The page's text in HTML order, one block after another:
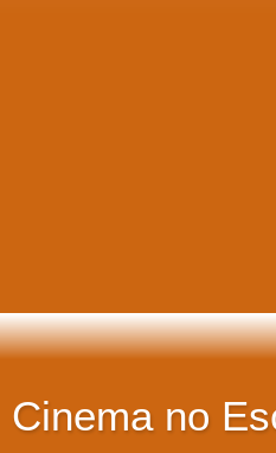
Cinema no